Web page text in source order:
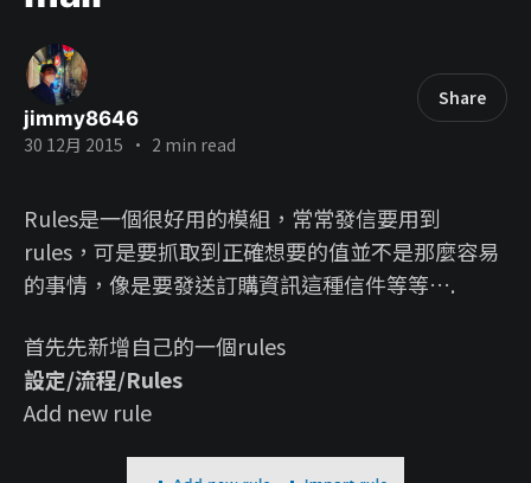
jimmy8646
30 12月 2015 • 2 min read
Share
Rules是一個很好用的模組，常常發信要用到
rules，可是要抓取到正確想要的值並不是那麼容易
的事情，像是要發送訂購資訊這種信件等等….
首先先新增自己的一個rules
設定/流程/Rules
Add new rule